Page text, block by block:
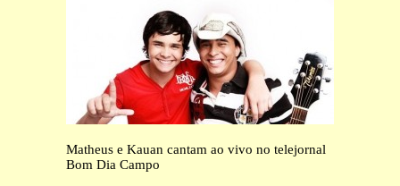
Matheus e Kauan cantam ao vivo no telejornal
Bom Dia Campo